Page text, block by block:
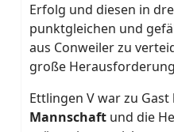
Erfolg und diesen in
punktgleichen und
aus Conweiler zu
große
Ettlingen V war zu
Mannschaft und die